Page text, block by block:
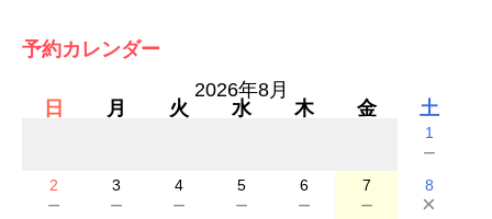
予約カレンダー
2026年8月
日
月 火 水 木 金 土
1
－
2
－
3
－
4
－
5
－
6
－
7
－
8
×